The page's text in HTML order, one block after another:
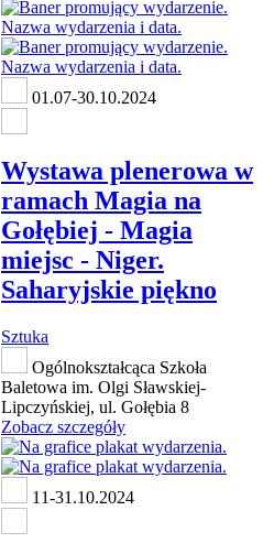
01.07-30.10.2024
Wystawa plenerowa w
ramach Magia na
Gołębiej - Magia
miejsc - Niger.
Saharyjskie piękno
Sztuka
Ogólnokształcąca Szkoła
Baletowa im. Olgi Sławskiej-
Lipczyńskiej, ul. Gołębia 8
Zobacz szczegóły
11-31.10.2024